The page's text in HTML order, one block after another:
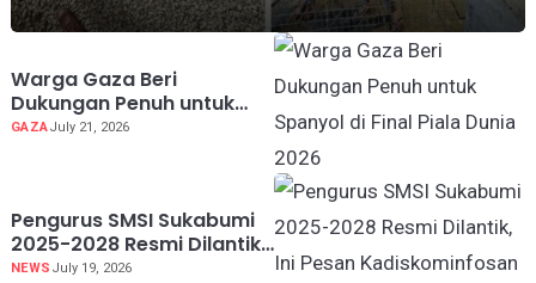
Warga Gaza Beri
Dukungan Penuh untuk
Spanyol di Final Piala
GAZAJuly 21, 2026
Pengurus SMSI Sukabumi
2025-2028 Resmi Dilantik,
Ini Pesan Kadiskominfosan
NEWS July 19, 2026